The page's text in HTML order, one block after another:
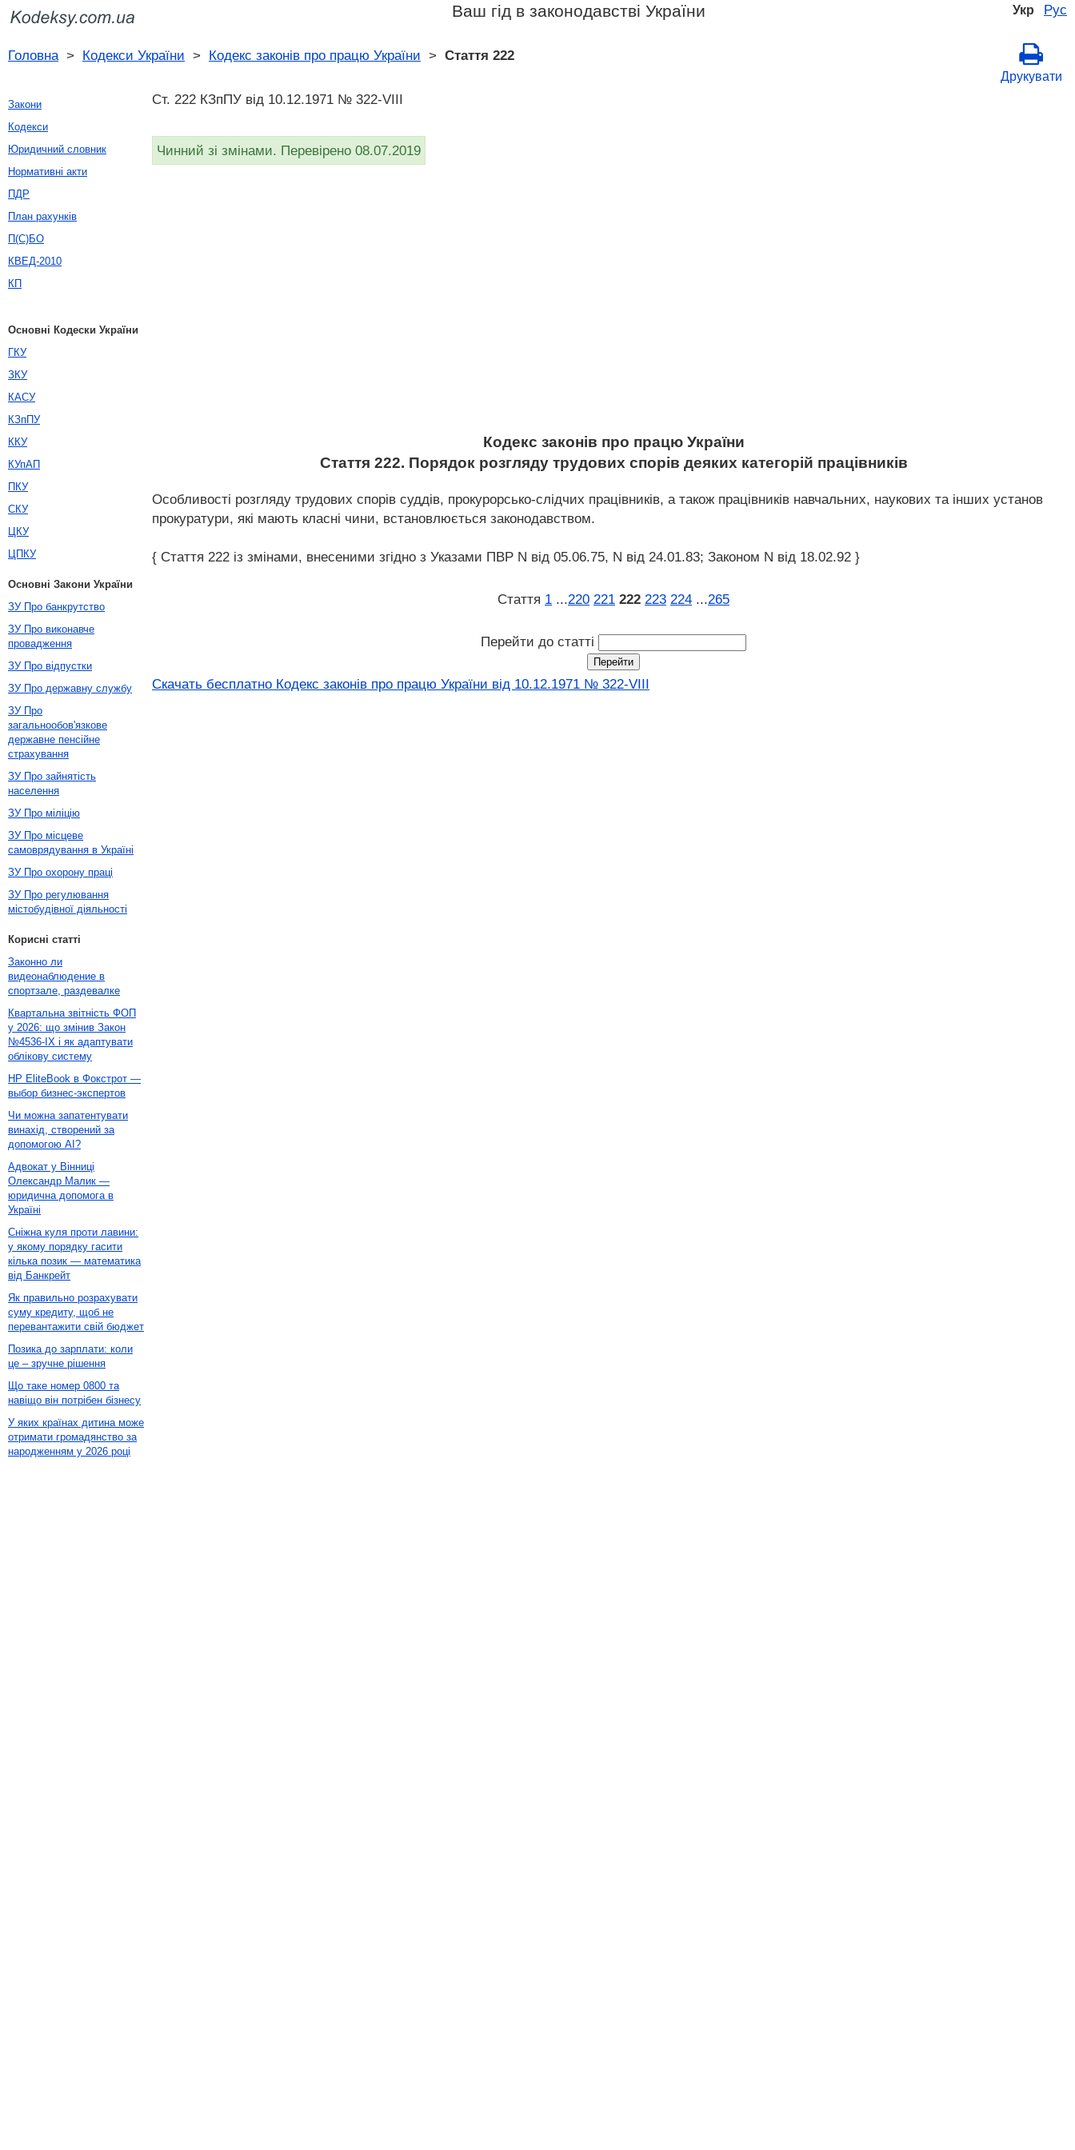
Укр Рус
Ваш гід в законодавстві України
Головна> Кодекси України > Кодекс законів про працю України > Стаття 222
Друкувати
Ст. 222 КЗпПУ від 10.12.1971 № 322-VIII
Чинний зі змінами. Перевірено 08.07.2019
Кодекс законів про працю України
Стаття 222. Порядок розгляду трудових спорів деяких категорій працівників
Особливості розгляду трудових спорів суддів, прокурорсько-слідчих працівників, а також працівників навчальних, наукових та інших установ
прокуратури, які мають класні чини, встановлюється законодавством.
{ Стаття 222 із змінами, внесеними згідно з Указами ПВР N від 05.06.75, N від 24.01.83; Законом N від 18.02.92 }
Стаття 1 ...220 221 222 223 224 ...265
Перейти до статті
Скачать бесплатно Кодекс законів про працю України від 10.12.1971 № 322-VIII
Закони
Кодекси
Юридичний словник
Нормативні акти
ПДР
План рахунків
П(С)БО
КВЕД-2010
КП
Основні Кодески України
ГКУ
ЗКУ
КАСУ
КЗпПУ
ККУ
КУпАП
ПКУ
СКУ
ЦКУ
ЦПКУ
Основні Закони України
ЗУ Про банкрутство
ЗУ Про виконавче
провадження
ЗУ Про відпустки
ЗУ Про державну службу
ЗУ Про
загальнообов'язкове
державне пенсійне
страхування
ЗУ Про зайнятість
населення
ЗУ Про міліцію
ЗУ Про місцеве
самоврядування в Україні
ЗУ Про охорону праці
ЗУ Про регулювання
містобудівної діяльності
Корисні статті
Законно ли
видеонаблюдение в
спортзале, раздевалке
Квартальна звітність ФОП
у 2026: що змінив Закон
№4536-IX і як адаптувати
облікову систему
HP EliteBook в Фокстрот —
выбор бизнес-экспертов
Чи можна запатентувати
винахід, створений за
допомогою AI?
Адвокат у Вінниці
Олександр Малик —
юридична допомога в
Україні
Сніжна куля проти лавини:
у якому порядку гасити
кілька позик — математика
від Банкрейт
Як правильно розрахувати
суму кредиту, щоб не
перевантажити свій бюджет
Позика до зарплати: коли
це – зручне рішення
Що таке номер 0800 та
навіщо він потрібен бізнесу
У яких країнах дитина може
отримати громадянство за
народженням у 2026 році